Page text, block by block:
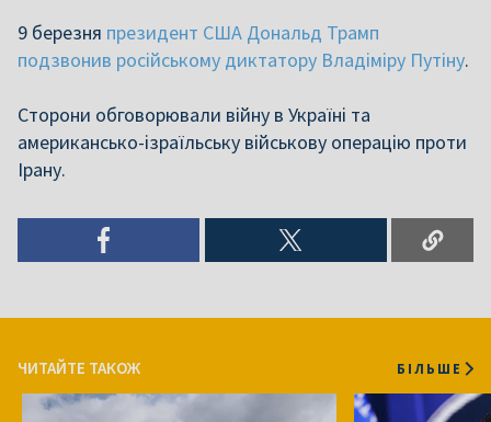
9 березня президент США Дональд Трамп
подзвонив російському диктатору Владіміру Путіну.
Сторони обговорювали війну в Україні та
американсько-ізраїльську військову операцію проти
Ірану.
ЧИТАЙТЕ ТАКОЖ БІЛЬШЕ